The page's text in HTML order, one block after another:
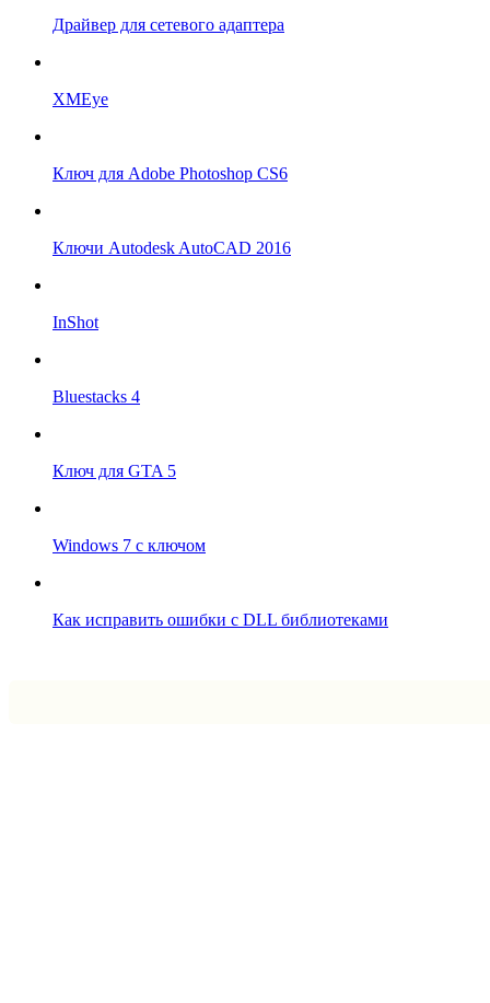
Драйвер для сетевого адаптера
XMEye
Ключ для Adobe Photoshop CS6
Ключи Autodesk AutoCAD 2016
InShot
Bluestacks 4
Ключ для GTA 5
Windows 7 с ключом
Как исправить ошибки с DLL библиотеками